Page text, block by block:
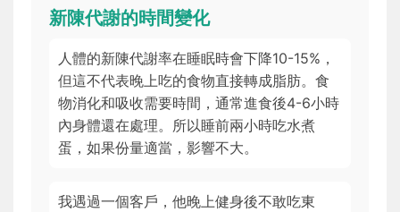
新陳代謝的時間變化
人體的新陳代謝率在睡眠時會下降10-15%，
但這不代表晚上吃的食物直接轉成脂肪。食
物消化和吸收需要時間，通常進食後4-6小時
內身體還在處理。所以睡前兩小時吃水煮
蛋，如果份量適當，影響不大。
我遇過一個客戶，他晚上健身後不敢吃東